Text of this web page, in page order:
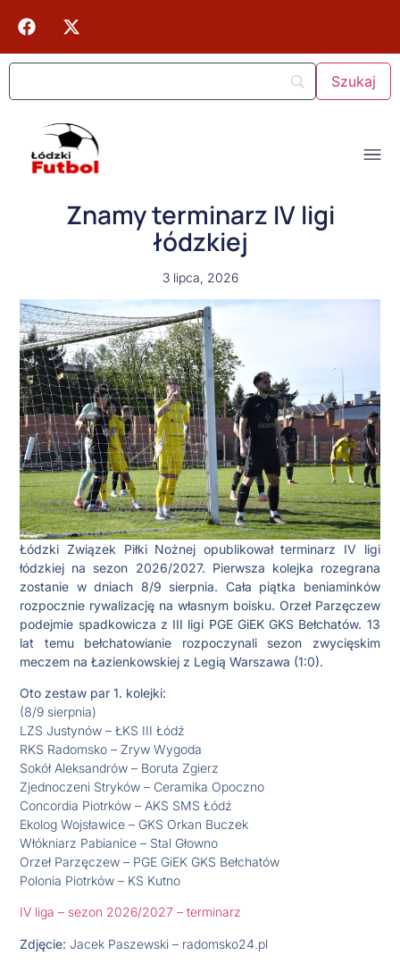
Znamy terminarz IV ligi
łódzkiej
3 lipca, 2026
Łódzki Związek Piłki Nożnej opublikował terminarz IV ligi
łódzkiej na sezon 2026/2027. Pierwsza kolejka rozegrana
zostanie w dniach 8/9 sierpnia. Cała piątka beniaminków
rozpocznie rywalizację na własnym boisku. Orzeł Parzęczew
podejmie spadkowicza z III ligi PGE GiEK GKS Bełchatów. 13
lat temu bełchatowianie rozpoczynali sezon zwycięskim
meczem na Łazienkowskiej z Legią Warszawa (1:0).
Oto zestaw par 1. kolejki:
(8/9 sierpnia)
LZS Justynów – ŁKS III Łódź
RKS Radomsko – Zryw Wygoda
Sokół Aleksandrów – Boruta Zgierz
Zjednoczeni Stryków – Ceramika Opoczno
Concordia Piotrków – AKS SMS Łódź
Ekolog Wojsławice – GKS Orkan Buczek
Włókniarz Pabianice – Stal Głowno
Orzeł Parzęczew – PGE GiEK GKS Bełchatów
Polonia Piotrków – KS Kutno
IV liga – sezon 2026/2027 – terminarz
Zdjęcie: Jacek Paszewski – radomsko24.pl